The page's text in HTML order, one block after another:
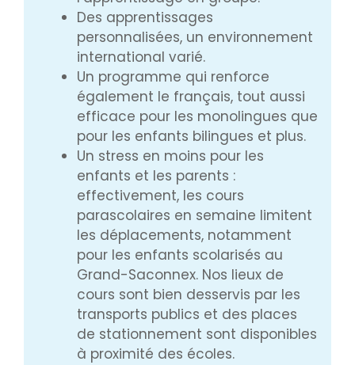
Des apprentissages
personnalisées, un environnement
international varié.
Un programme qui renforce
également le français, tout aussi
efficace pour les monolingues que
pour les enfants bilingues et plus.
Un stress en moins pour les
enfants et les parents :
effectivement, les cours
parascolaires en semaine limitent
les déplacements, notamment
pour les enfants scolarisés au
Grand-Saconnex. Nos lieux de
cours sont bien desservis par les
transports publics et des places
de stationnement sont disponibles
à proximité des écoles.